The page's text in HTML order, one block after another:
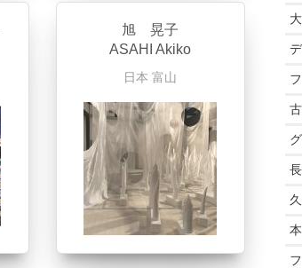
旭 晃子
ASAHI Akiko
日本富山